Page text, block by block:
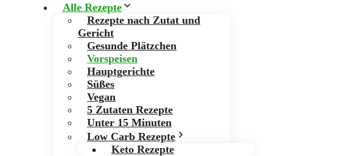
Alle Rezepte
Rezepte nach Zutat und
Gericht
Gesunde Plätzchen
Vorspeisen
Hauptgerichte
Süßes
Vegan
5 Zutaten Rezepte
Unter 15 Minuten
Low Carb Rezepte
Keto Rezepte